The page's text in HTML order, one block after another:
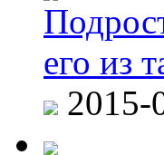
его из
2015-